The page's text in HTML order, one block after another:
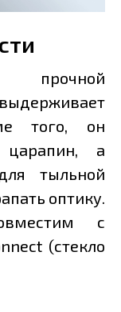
прочной
того, он
а
тыльной
оптику.
с
(стекло